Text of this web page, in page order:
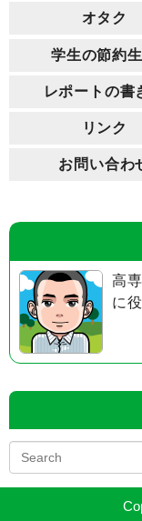
オタク
学生の節約
レポートの書
リンク
お問い合わ
高
に